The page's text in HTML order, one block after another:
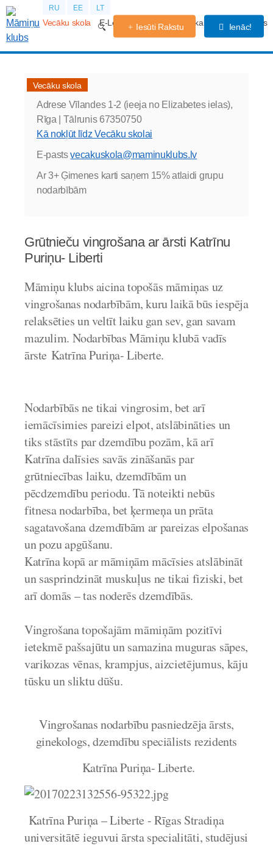
RU EE LT
Vecāku skola E-Lekcijas Grūtniecības kalendārs Forums
Iesūti Rakstu Ienāc!
Vecāku skola
Adrese Vīlandes 1-2 (ieeja no Elizabetes ielas),
Rīga | Tālrunis67350750
Kā nokļūt līdz Vecāku skolai
E-pasts vecakuskola@maminuklubs.lv
Ar 3+ Ģimenes karti saņem 15% atlaidi grupu
nodarbībām
Grūtnieču vingrošana ar ārsti Katrīnu
Puriņu- Liberti
Māmiņu klubs aicina topošās māmiņas uz
vingrošanas nodarbībām, kuru laikā būs iespēja
relaksēties un veltīt laiku gan sev, gan savam
mazulim. Nodarbības Māmiņu klubā vadīs
ārste Katrīna Puriņa- Liberte.
Nodarbībās ne tikai vingrosim, bet arī
iemācīsimies pareizi elpot, atslābināties un
tiks stāstīts par dzemdību pozām, kā arī
Katrīna dalīsies savās zināšanās par
grūtniecības laiku, dzemdībām un
pēcdzemdību periodu. Tā noteikti nebūs
fitnesa nodarbība, bet ķermeņa un prāta
sagatavošana dzemdībām ar pareizas elpošanas
un pozu apgūšanu.
Katrīna kopā ar māmiņām mācīsies atslābināt
un sasprindzināt muskuļus ne tikai fiziski, bet
arī domās – tas noderēs dzemdībās.
Vingrošana topošajām māmiņām pozitīvi
ietekmē pašsajūtu un samazina muguras sāpes,
varikozas vēnas, krampjus, aizcietējumus, kāju
tūsku un sliktu dūšu.
Vingrošanas nodarbību pasniedzēja ārsts,
ginekologs, dzemdību speciālists rezidents
Katrīna Puriņa- Liberte.
Katrīna Puriņa – Liberte - Rīgas Stradiņa
universitātē ieguvui ārsta specialitāti, studējusi